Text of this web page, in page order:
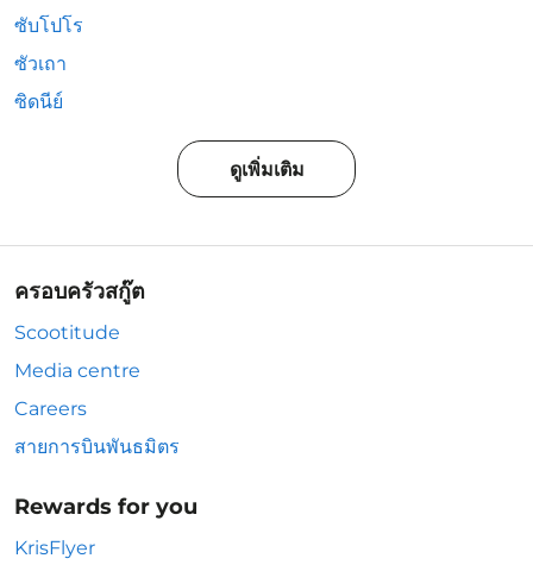
ซับโปโร
ซัวเถา
ซิดนีย์
ดูเพิ่มเติม
ครอบครัวสกู๊ต
Scootitude
Media centre
Careers
สายการบินพันธมิตร
Rewards for you
KrisFlyer